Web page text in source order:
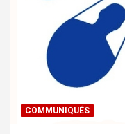
COMMUNIQUÉS